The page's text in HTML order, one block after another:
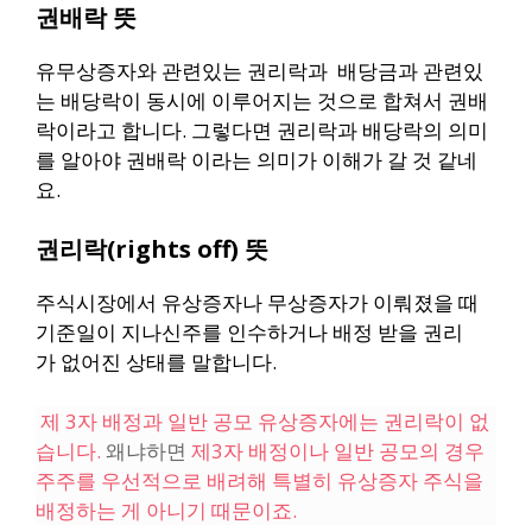
권배락 뜻
유무상증자와 관련있는 권리락과 배당금과 관련있
는 배당락이 동시에 이루어지는 것으로 합쳐서 권배
락이라고 합니다. 그렇다면 권리락과 배당락의 의미
를 알아야 권배락 이라는 의미가 이해가 갈 것 같네
요.
권리락(rights off) 뜻
주식시장에서 유상증자나 무상증자가 이뤄졌을 때
기준일이 지나신주를 인수하거나 배정 받을 권리
가 없어진 상태를 말합니다.
제 3자 배정과 일반 공모 유상증자에는 권리락이 없
습니다. 왜냐하면 제3자 배정이나 일반 공모의 경우
주주를 우선적으로 배려해 특별히 유상증자 주식을
배정하는 게 아니기 때문이죠.